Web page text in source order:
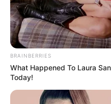
BRAINBERRIES
What Happened To Laura
Today!